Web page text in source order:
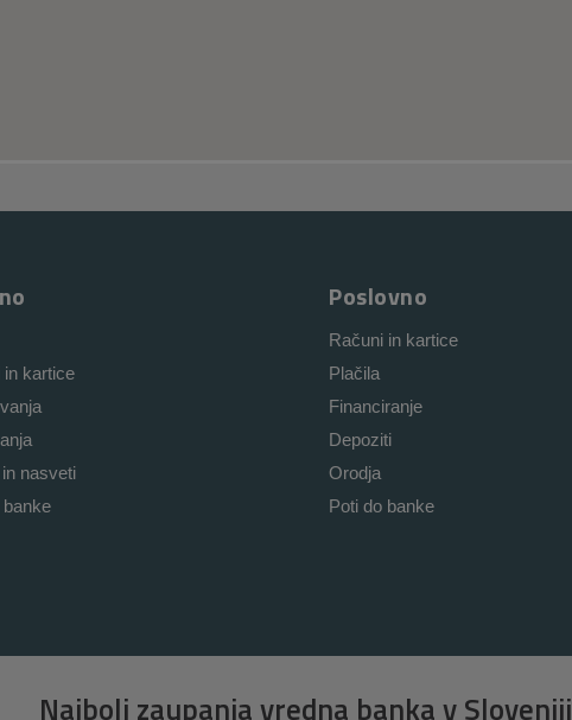
in kartice
nasveti
banke
Poslovno
Računi in kartice
Plačila
Financiranje
Depoziti
Orodja
Poti do banke
Najbolj zaupanja vredna banka v Sloveniji